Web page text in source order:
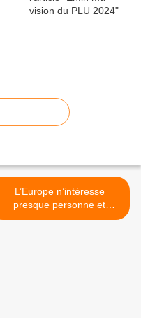
L’Europe n’intéresse
presque personne et
pourtant >